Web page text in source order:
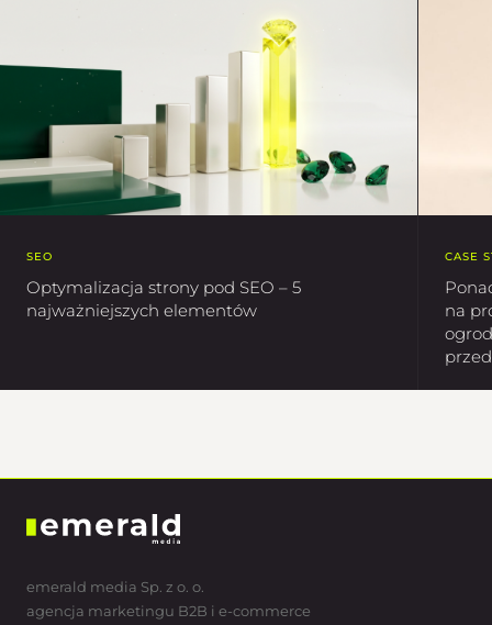
SEO
Optymalizacja strony pod SEO – 5
najważniejszych elementów
CASE
na
emerald media Sp. z o. o.
agencja marketingu B2B i e-commerce